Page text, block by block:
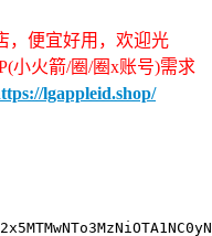
，便宜好用，欢迎光
小火箭/圈/圈x账号)需求
lgappleid.shop/